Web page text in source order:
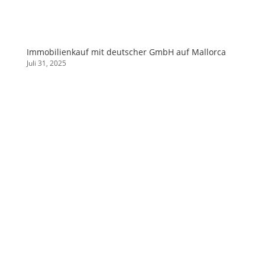
Immobilienkauf mit deutscher GmbH auf Mallorca
Juli 31, 2025